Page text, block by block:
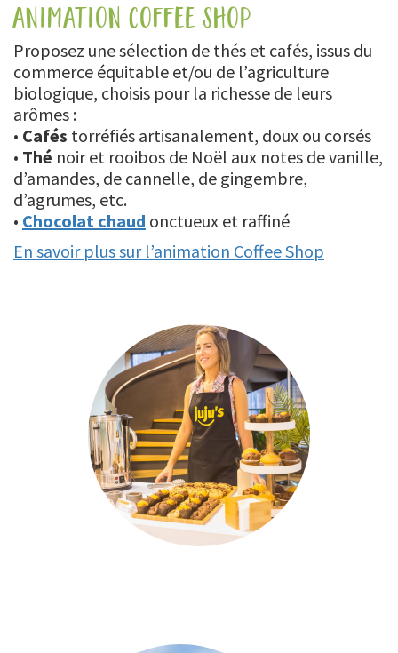
animation coffee shop
Proposez une sélection de thés et cafés, issus du
commerce équitable et/ou de l’agriculture
biologique, choisis pour la richesse de leurs
arômes :
• Cafés torréfiés artisanalement, doux ou corsés
• Thé noir et rooibos de Noël aux notes de vanille,
d’amandes, de cannelle, de gingembre,
d’agrumes, etc.
• Chocolat chaud onctueux et raffiné
En savoir plus sur l’animation Coffee Shop